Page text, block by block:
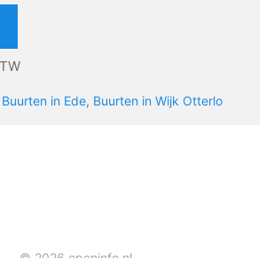
Buurten in Ede, Buurten in Wijk Otterlo